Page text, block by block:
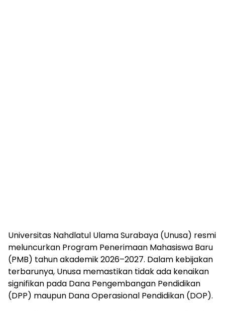
Universitas Nahdlatul Ulama Surabaya (Unusa) resmi
meluncurkan Program Penerimaan Mahasiswa Baru
(PMB) tahun akademik 2026–2027. Dalam kebijakan
terbarunya, Unusa memastikan tidak ada kenaikan
signifikan pada Dana Pengembangan Pendidikan
(DPP) maupun Dana Operasional Pendidikan (DOP).